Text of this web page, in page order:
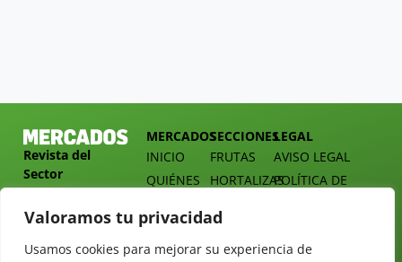
Valoramos tu privacidad
Usamos cookies para mejorar su experiencia de
Revista del
Sector
Hortofrutícola
Presidente
MERCADOS
INICIO
QUIÉNES
DOSSIER
TARIFAS
SECCIONES
FRUTAS
HORTALIZAS
MERCADOS
ALIMENTACIÓN
LEGAL
AVISO LEGAL
POLÍTICA DE